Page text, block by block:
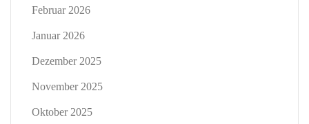
Februar 2026
Januar 2026
Dezember 2025
November 2025
Oktober 2025